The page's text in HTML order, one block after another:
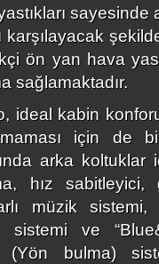
sayesinde
ön yan hava
sağlamaktadır.
ideal kabin
için de
arka koltuklar
hız sabitleyici,
müzik sistemi,
sistemi ve
(Yön bulma)